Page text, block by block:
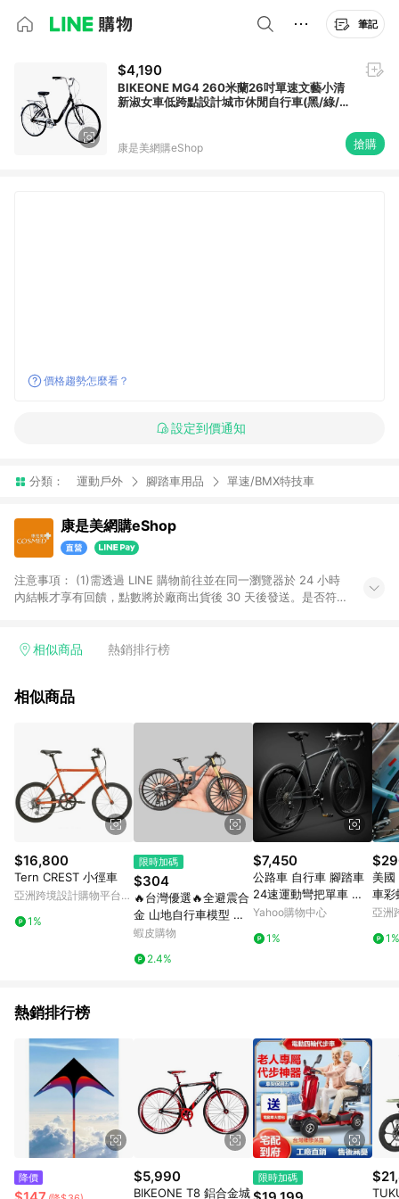
筆記
$4,190
BIKEONE MG4 260米蘭26吋單速文藝小清
新淑女車低跨點設計城市休閒自行車(黑/綠/
康是美網購eShop 搶購
價格趨勢怎麼看？
設定到價通知
分類： 運動戶外 腳踏車用品 單速/BMX特技車
康是美網購eShop
注意事項：​ (1)需透過 LINE 購物前往並在同一瀏覽器於 24 小時
內結帳才享有回饋，點數將於廠商出貨後 30 天後發送。​是否符
黃金鑽飾/精品相關/3C數位(含周邊)/家電視聽/運動戶外/母嬰用
饋%」，將於訂單成立後由「LINE購物通知」之官方帳號訊息通
依LINE購物網站訂單成立通知為準。​​ (5)LINE購物設有「單一商
品最高回饋點數」機制 (部分時段開放「回饋無上限」)，以同一
訂單中同一商品不論件數計算，請依訂單成立當下LINE購物的回
饋機制為準。
相似商品 熱銷排行榜
相似商品
$16,800
Tern CREST 小徑車
亞洲跨境設計購物平台
1%
限時加碼
$304
🔥台灣優選🔥全避震合
金 山地自行車模型 合
金漸變單車模型 迷你公
山地車擺件玩具 擺件收
蝦皮購物
2.4%
$7,450
公路車 自行車 腳踏車
24速運動彎把單車 碳
合金自行車
Yahoo購物中心
1%
美國
車彩
裝飾
亞洲
1%
熱銷排行榜
降價 $5,990
BIKEONE T8 鋁合金城
限時加碼